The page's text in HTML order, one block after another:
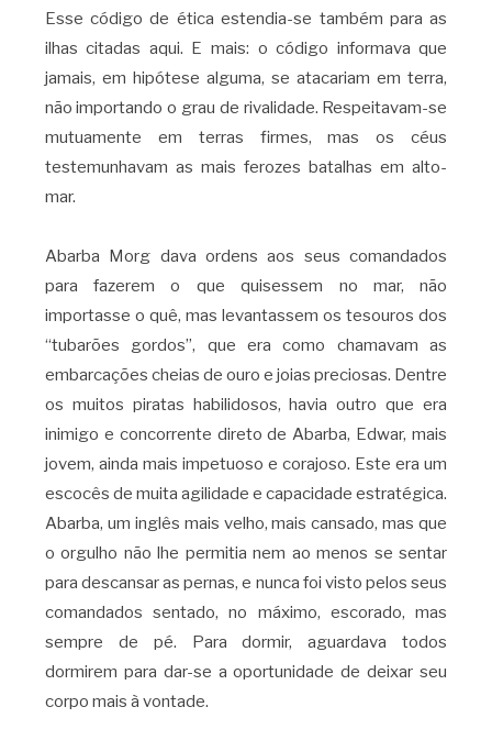
Esse código de ética estendia-se também para as
ilhas citadas aqui. E mais: o código informava que
jamais, em hipótese alguma, se atacariam em terra,
não importando o grau de rivalidade. Respeitavam-se
mutuamente em terras firmes, mas os céus
testemunhavam as mais ferozes batalhas em alto-
mar.
Abarba Morg dava ordens aos seus comandados
para fazerem o que quisessem no mar, não
importasse o quê, mas levantassem os tesouros dos
“tubarões gordos”, que era como chamavam as
embarcações cheias de ouro e joias preciosas. Dentre
os muitos piratas habilidosos, havia outro que era
inimigo e concorrente direto de Abarba, Edwar, mais
jovem, ainda mais impetuoso e corajoso. Este era um
escocês de muita agilidade e capacidade estratégica.
Abarba, um inglês mais velho, mais cansado, mas que
o orgulho não lhe permitia nem ao menos se sentar
para descansar as pernas, e nunca foi visto pelos seus
comandados sentado, no máximo, escorado, mas
sempre de pé. Para dormir, aguardava todos
dormirem para dar-se a oportunidade de deixar seu
corpo mais à vontade.